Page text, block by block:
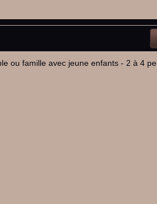
ou famille avec jeune enfants - 2 à 4